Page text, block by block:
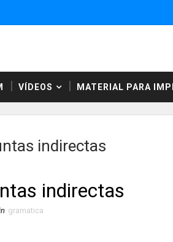
VÍDEOS MATERIAL PARA
indirectas
indirectas
gramatica